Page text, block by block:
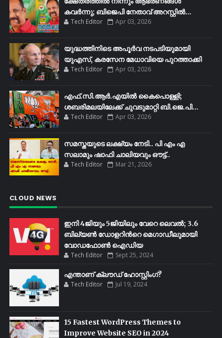
കവർന്നു; ബിജെപി നേതാവ് അറസ്റ്റിൽ...
Tech Editor Apr 03, 2026
യുദ്ധത്തിനിടെ അപൂർവ നടപടിയുമായി
യുഎസ്, കരസേന മേധാവിയെ പുറത്താക്കി
Tech Editor Apr 03, 2026
എഫ്​.സി.ആർ.എയിൽ കൈപൊള്ളി;
ശബരിമലയിലേക്ക്​ ചുവടുമാറ്റി ബി.ജെ.പി...
Tech Editor Apr 03, 2026
സമസ്തയുടെ ലക്ഷ്യം നേടി.. പി എം എ
സലാമും ഷാഫി ചാലിയവും ഔട്ട്..
Tech Editor Mar 21, 2026
CLOUD NEWS
ഇനി 4ജിയും 5ജിയിലും വേറെ ലെവൽ; 3.6
ബില്യണ്‍ ഡോളറിന്‍റെ മെഗാഡീലുമായി
വോഡഫോണ്‍ ഐഡിയ
Tech Editor Sept 25, 2024
എന്താണ് ക്ലൗഡ് ഹോസ്റ്റിംഗ്?
Tech Editor Jul 19, 2024
15 Fastest WordPress Themes to
Improve Website SEO in 2024